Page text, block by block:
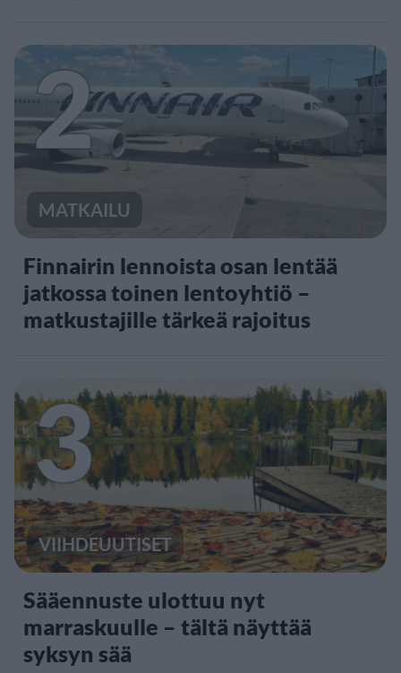
2
MATKAILU
Finnairin lennoista osan lentää
jatkossa toinen lentoyhtiö –
matkustajille tärkeä rajoitus
3
VIIHDEUUTISET
Sääennuste ulottuu nyt
marraskuulle – tältä näyttää
syksyn sää